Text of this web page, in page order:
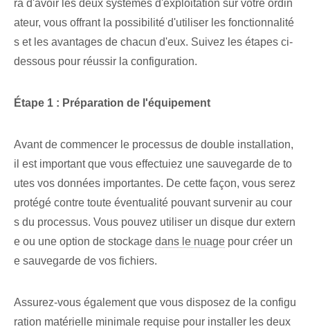
ra d'avoir les deux systèmes d'exploitation sur votre ordin
ateur, vous offrant la possibilité d'utiliser les fonctionnalité
s et les avantages de chacun d'eux. Suivez les étapes ci-
dessous pour réussir la configuration.
Étape 1 : Préparation de l'équipement
Avant de commencer le processus de double installation,
il est important que vous effectuiez une sauvegarde de to
utes vos données importantes. De cette façon, vous serez
protégé contre toute éventualité pouvant survenir au cour
s du processus. Vous pouvez utiliser un disque dur extern
e ou une option⁢ de stockage⁤ dans le nuage ‌pour créer un
e ‍sauvegarde‌ de vos fichiers.
Assurez-vous également que vous disposez de la configu
ration matérielle minimale requise pour installer les deux